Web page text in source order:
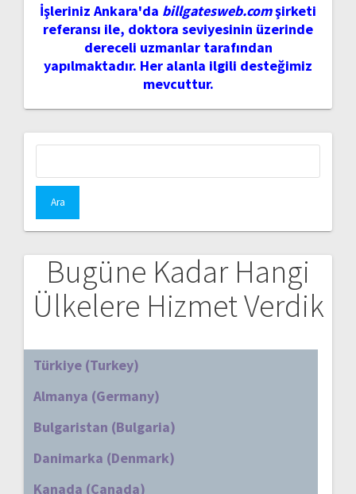
İşleriniz Ankara'da billgatesweb.comşirketi
referansı ile, doktora seviyesinin üzerinde
dereceli uzmanlar tarafından
yapılmaktadır. Her alanla ilgili desteğimiz
mevcuttur.
Bugüne Kadar Hangi
Ülkelere Hizmet Verdik
Türkiye (Turkey)
Almanya (Germany)
Bulgaristan (Bulgaria)
Danimarka (Denmark)
Kanada (Canada)